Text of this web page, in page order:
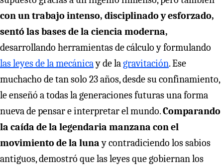
con un trabajo intenso, disciplinado y esforzado,
sentó las bases de la ciencia moderna,
desarrollando herramientas de cálculo y formulando
las leyes de la mecánicay de la gravitación. Ese
muchacho de tan solo 23 años, desde su confinamiento,
le enseñó a todas la generaciones futuras una forma
nueva de pensar e interpretar el mundo.Comparando
la caída de la legendaria manzana con el
movimiento de la lunay contradiciendo los sabios
antiguos, demostró que las leyes que gobiernan los